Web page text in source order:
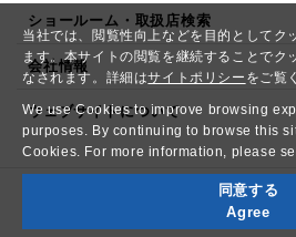
当社では、閲覧性向上などを目的として
ます。本サイトの閲覧を継続することでク
なされます。詳細はサイトポリシー をご覧
We use Cookies to improve browsing
purposes. By continuing to browse this
Cookies. For more information, please
同意する
Agree
ショールーム・取扱店検索
会社情報
ウェブサイトについて
Copyright© NICHIBEI CO.,LTD. All